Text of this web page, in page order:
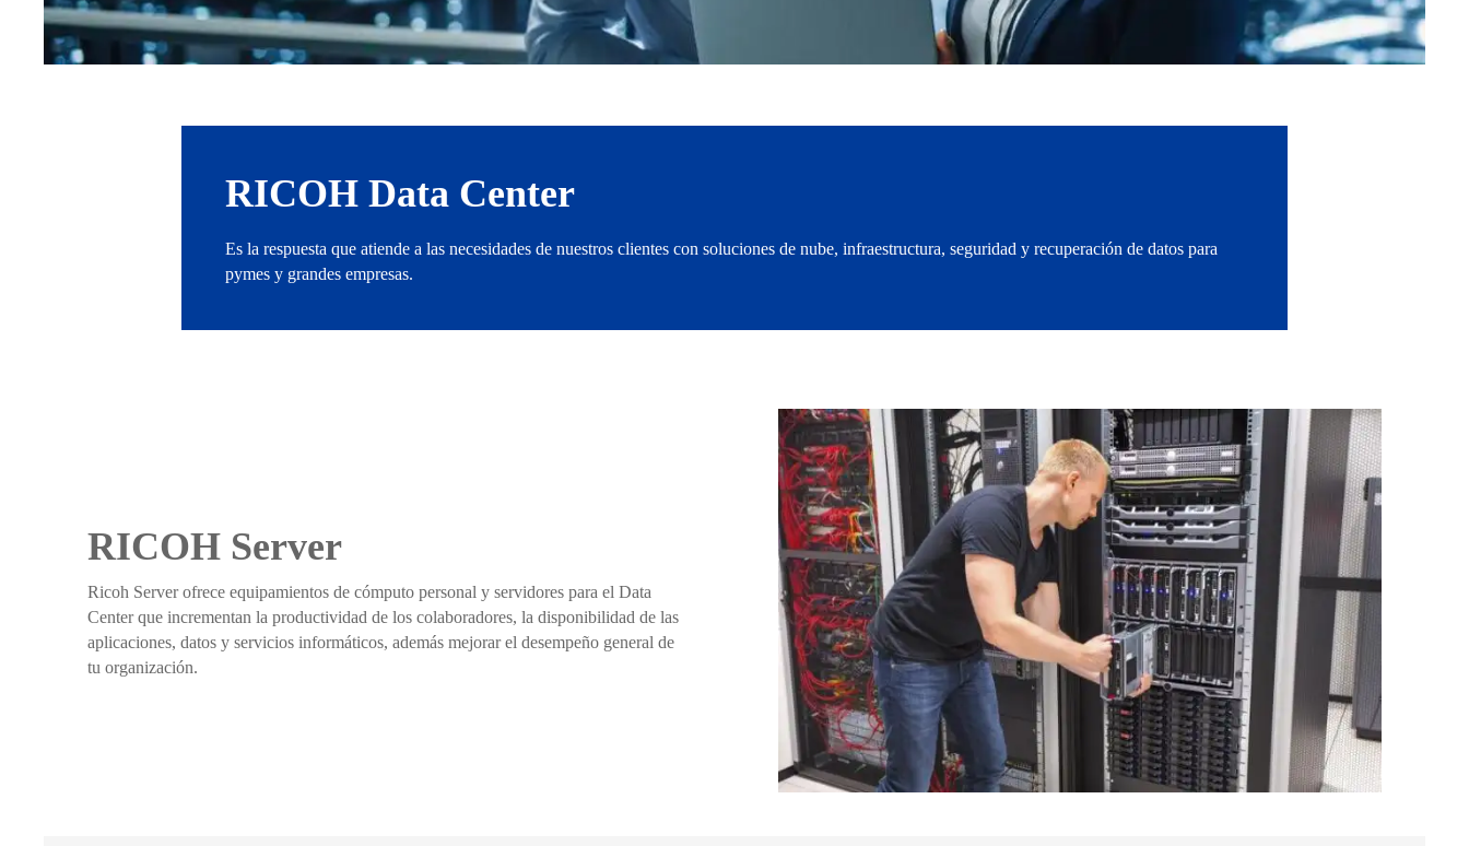
RICOH Data Center
Es la respuesta que atiende a las necesidades de nuestros clientes con soluciones de nube, infraestructura, seguridad y recuperación de datos para
pymes y grandes empresas.
RICOH Server
Ricoh Server ofrece equipamientos de cómputo personal y servidores para el Data
Center que incrementan la productividad de los colaboradores, la disponibilidad de las
aplicaciones, datos y servicios informáticos, además mejorar el desempeño general de
tu organización.